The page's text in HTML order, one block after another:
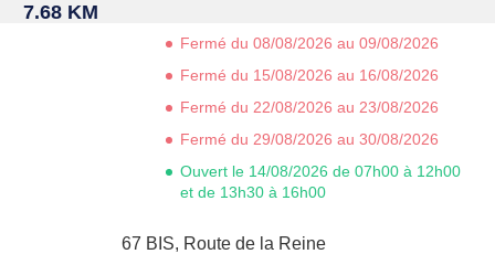
7.68 KM
67 BIS, Route de la Reine
Fermé du 08/08/2026 au 09/08/2026
Fermé du 15/08/2026 au 16/08/2026
Fermé du 22/08/2026 au 23/08/2026
Fermé du 29/08/2026 au 30/08/2026
Ouvert le 14/08/2026 de 07h00 à 12h00
et de 13h30 à 16h00